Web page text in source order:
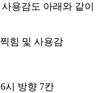
용감도 아래와 같이
힘 및 사용감
시 방향 7칸